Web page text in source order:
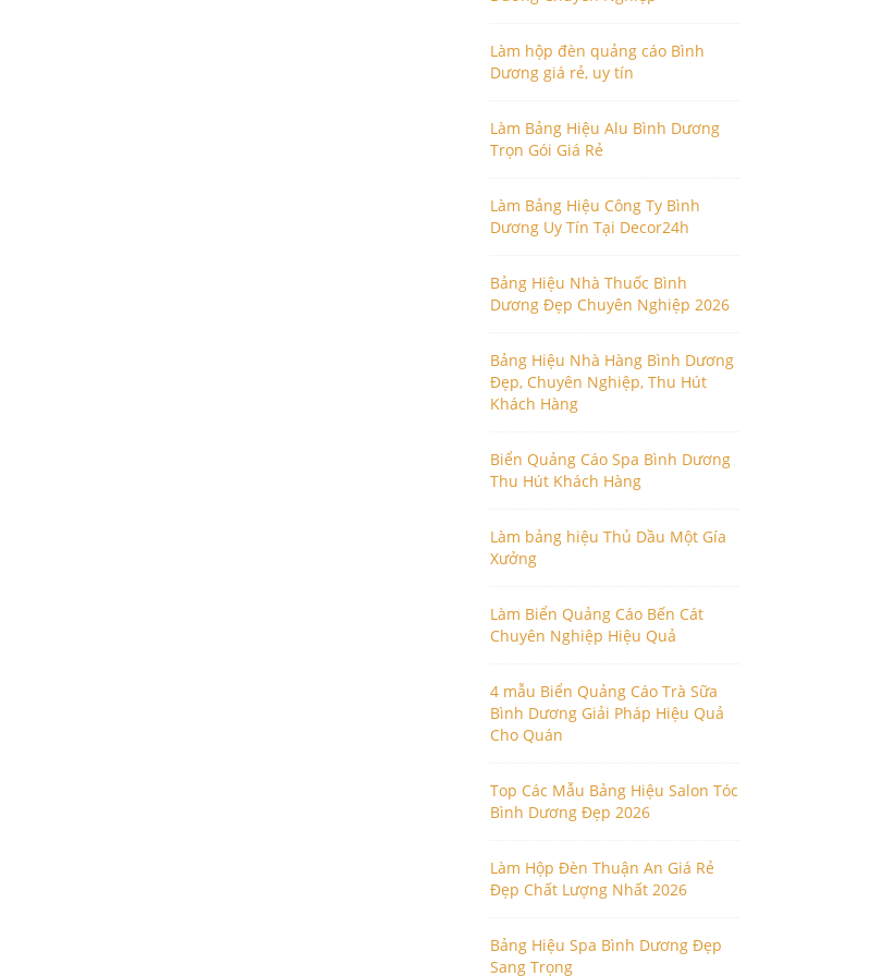
Làm hộp đèn quảng cáo Bình
Dương giá rẻ, uy tín
Làm Bảng Hiệu Alu Bình Dương
Trọn Gói Giá Rẻ
Làm Bảng Hiệu Công Ty Bình
Dương Uy Tín Tại Decor24h
Bảng Hiệu Nhà Thuốc Bình
Dương Đẹp Chuyên Nghiệp 2026
Bảng Hiệu Nhà Hàng Bình Dương
Đẹp, Chuyên Nghiệp, Thu Hút
Khách Hàng
Biển Quảng Cáo Spa Bình Dương
Thu Hút Khách Hàng
Làm bảng hiệu Thủ Dầu Một Gía
Xưởng
Làm Biển Quảng Cáo Bến Cát
Chuyên Nghiệp Hiệu Quả
4 mẫu Biển Quảng Cáo Trà Sữa
Bình Dương Giải Pháp Hiệu Quả
Cho Quán
Top Các Mẫu Bảng Hiệu Salon Tóc
Bình Dương Đẹp 2026
Làm Hộp Đèn Thuận An Giá Rẻ
Đẹp Chất Lượng Nhất 2026
Bảng Hiệu Spa Bình Dương Đẹp
Sang Trọng